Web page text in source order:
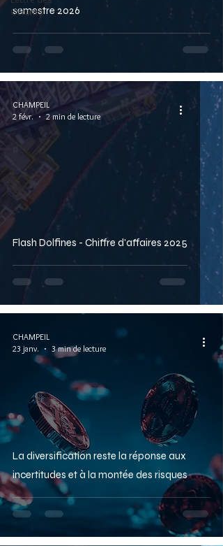
Gérants
semestre 2026
Flash Dolfines - Chiffre d'affaires 2025
CHAMPEIL
2 févr.
2 min de lecture
La diversification reste la réponse aux
incertitudes et à la montée des risques
CHAMPEIL
23 janv.
3 min de lecture